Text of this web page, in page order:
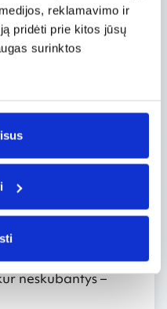
reklamavimo ir
pridėti prie kitos jūsų
surinktos
ir pažengusiuosius,
bei jėgos aitvarų
buriavimo,
apgyvendintą
automobiliu,
pilių
vienuolynus. Pušų
miestukai,
ir tingiai. Salos
neskubantys –